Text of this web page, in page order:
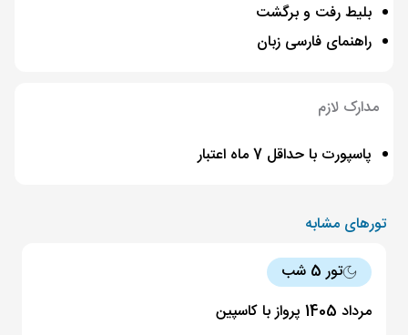
بلیط رفت و برگشت
راهنمای فارسی زبان
مدارک لازم
پاسپورت با حداقل 7 ماه اعتبار
تورهای مشابه
تور 5 شب
مرداد 1405 پرواز با کاسپین